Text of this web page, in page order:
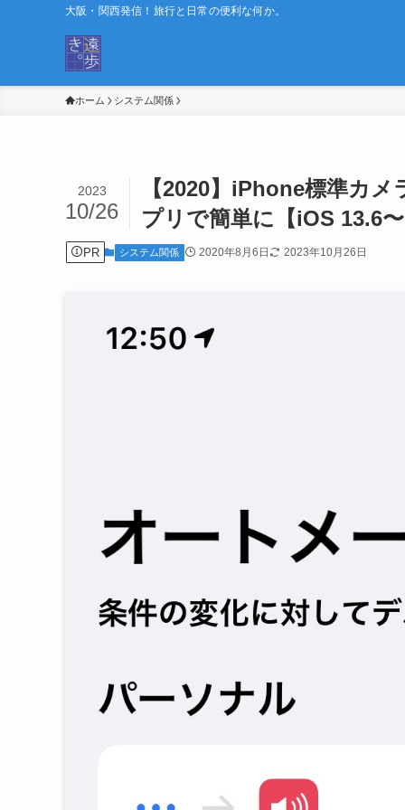
大阪・関西発信！旅行と日常の便利な何か。
ホーム システム関係
【2020】iPhone標準カ
プリで簡単に【iOS 13.6
2023
10/26
PR システム関係 2020年8月6日 2023年10月26日